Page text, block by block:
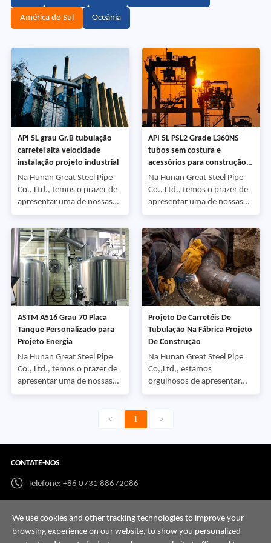
América do Sul Oceânia
API 5L grau Gr.B tubulação
carretel alta velocidade
instalação projeto industrial
Na Hunan Great Steel Pipe
Co., Ltd., temos o prazer de
apresentar uma de nossas
recentes aplicações de
projeto-o fornecimento de
bobinas de tubulação (tubos
soldados com flanges) a um
cliente internacional.
Produto: Carretel de
tubulação (tubo pré-soldado
com flanges) Padrão: API
inchesWall Espessura:
Schedu
API 5L PSL2 Grade L360NS
tubos sem costura e
acessórios para construção
do projeto
Na Hunan Great Steel Pipe
Co., Ltd., temos o prazer de
apresentar uma de nossas
recentes aplicações de
projetos-o fornecimento de
tubos sem costura e
acessórios correspondentes
a um cliente internacional.
Produto: Tubulação sem
costura e acessórios (SMLS
Pipe Fittings) Padrão: API 5L
Diâmetro exterior (OD):
ASTM A516 Grau 70 Placa
Tanque Personalizado para
Projeto Energia
Na Hunan Great Steel Pipe
Co., Ltd., temos o prazer de
apresentar uma de nossas
recentes aplicações de
cliente internacional.
personalizado
PlateStandard: ASTM
A516Grade:
GR70Dimensões (OD): 2500
× 1200 mmThickness (T.K.):
40 mmQuantidade: 3.500 t
Projeto De Carretéis De
Tubulação Na Fábrica Projeto
De Construção
Na Hunan Great Steel Pipe
Co,,Ltd,, estamos
orgulhosos de apresentar
uma de nossas principais
soluções de tubulação de
para atender aos padrões
fabricados em estrita
conformidade com API
< 1 >
CONTATE-NOS
Telefone: +86 0731 88672086
E-mail:info@hnssd.com
We use cookies and other tracking technologies to improve your
browsing experience on our website, to show you personalized